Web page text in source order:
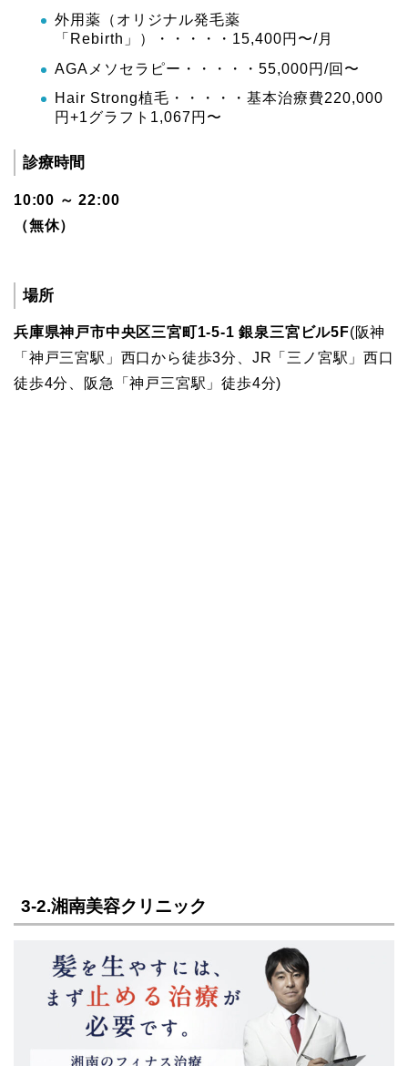
外用薬（オリジナル発毛薬
「Rebirth」）・・・・・15,400円〜/月
AGAメソセラピー・・・・・55,000円/回〜
Hair Strong植毛・・・・・基本治療費220,000
円+1グラフト1,067円〜
診療時間
10:00 ～ 22:00
（無休）
場所
兵庫県神戸市中央区三宮町1-5-1 銀泉三宮ビル5F(阪神
「神戸三宮駅」西口から徒歩3分、JR「三ノ宮駅」西口
徒歩4分、阪急「神戸三宮駅」徒歩4分)
3-2.湘南美容クリニック